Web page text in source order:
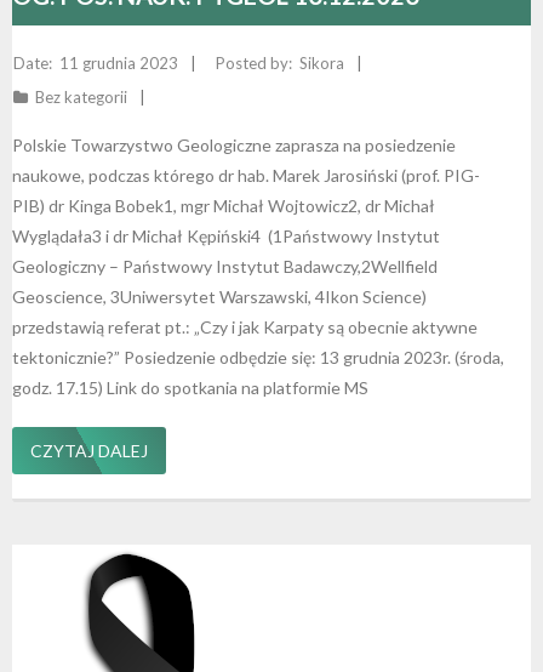
11 grudnia 2023
Sikora
Bez kategorii
Polskie Towarzystwo Geologiczne zaprasza na posiedzenie
naukowe, podczas którego dr hab. Marek Jarosiński (prof. PIG-
PIB) dr Kinga Bobek1, mgr Michał Wojtowicz2, dr Michał
Wyglądała3 i dr Michał Kępiński4 (1Państwowy Instytut
Geologiczny – Państwowy Instytut Badawczy,2Wellfield
Geoscience, 3Uniwersytet Warszawski, 4Ikon Science)
przedstawią referat pt.: „Czy i jak Karpaty są obecnie aktywne
tektonicznie?” Posiedzenie odbędzie się: 13 grudnia 2023r. (środa,
godz. 17.15) Link do spotkania na platformie MS
CZYTAJ DALEJ